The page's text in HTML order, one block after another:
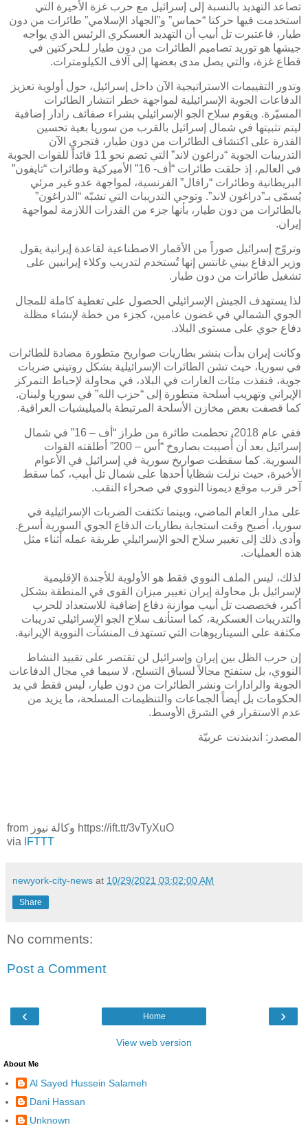
تصاعد التهديد بالنسبة إلى إسرائيل مع حرب غزة الأخيرة التي
استخدمت فيها حركتا “حماس” و”الجهاد الإسلامي” طائرات من دون
طيار، فاعتبرت تل أبيب أن التهديد العسكري الرئيس الذي يواجه
جيشها هو توريد تصاميم الطائرات من دون طيار لـلحركتين في
قطاع غزة، والتي يصل مدى بعضها إلى آلاف الكيلومترات.
وتدور التقييمات الاستراتيجية الآن داخل إسرائيل، حول أولوية تعزيز
الدفاعات الجوية الإسرائيلية لمواجهة خطر انتشار الطائرات
المسيّرة. ويقوم سلاح الجو الإسرائيلي بشراء صفائف رادار إضافية
ليتم تثبيتها في شمال إسرائيل بالقرب من سوريا بغية تحسين
القدرة على اكتشاف الطائرات من دون طيار، فتجري الآن
التدريبات الجوية “دراغون لاند” التي تضم نحو 11 قائداً للقوات الجوبة
في العالم، إذ حلقت طائرات “أف- 16” الأميركية وطائرات “تايفون”
البريطانية وطائرات “رافال” الفرنسية، لمواجهة عدو غير مرئي
يُسمّى بـ”دراغون لاند”. وتوحي التدريبات التي تشبّه “الدراغون”
بالطائرات من دون طيار، بأنها جزء من القدرات اللازمة لمواجهة
إيران.
وتروّج إسرائيل صوراً من الأقمار الاصطناعية لقاعدة إيرانية يقول
وزير الدفاع بيني غانتس إنها تُستخدم لتدريب وكلاء إيرانيين على
تشغيل طائرات من دون طيار.
لذا يستهدف الجيش الإسرائيلي الحصول على تغطية كاملة للمجال
الجوي الشمالي في غضون عامين، كجزء من خطة لإنشاء مظلة
دفاع جوي على مستوى البلاد.
وكانت إيران بدأت بنشر بطاريات صواريخ متطورة مضادة للطائرات
في سوريا، حيث تشن الطائرات الإسرائيلية بشكل روتيني ضربات
جوية، فنفذت مئات الغارات في البلاد، في محاولة لإحباط التمركز
الإيراني وتهريب أسلحة متطورة إلى “حزب الله” في سوريا ولبنان.
كما قصفت بعض مخازن الأسلحة المرتبطة بالميليشيات العراقية.
ففي عام 2018، تحطمت طائرة من طراز “أف – 16” في شمال
إسرائيل بعد أن أُصيبت بصاروخ “أس – 200” أطلقته القوات
السورية. كما سقطت صواريخ سورية في إسرائيل في الأعوام
الأخيرة، حيث نزلت شظايا أحدها على شمال تل أبيب، كما سقط
آخر قرب موقع ديمونا النووي في صحراء النقب.
على مدار العام الماضي، وبينما تكثفت الضربات الإسرائيلية في
سوريا، أصبح وقت استجابة بطاريات الدفاع الجوي السورية أسرع.
وأدى ذلك إلى تغيير سلاح الجو الإسرائيلي طريقة عمله أثناء مثل
هذه العمليات.
لذلك، ليس الملف النووي فقط هو الأولوية للأجندة الإقليمية
لإسرائيل بل محاولة إيران تغيير ميزان القوى في المنطقة بشكل
أكبر، فخصصت تل أبيب موازنة دفاع إضافية للاستعداد للحرب
والتدريبات العسكرية، كما استأنف سلاح الجو الإسرائيلي تدريبات
مكثفة على السيناريوهات التي تستهدف المنشآت النووية الإيرانية.
إن حرب الظل بين إيران وإسرائيل لن تقتصر على تقييد النشاط
النووي، بل ستفتح مجالاً لسباق التسلح، لا سيما في مجال الدفاعات
الجوية والرادارات ونشر الطائرات من دون طيار، ليس فقط في يد
الحكومات بل أيضاً الجماعات والتنظيمات المسلحة، ما يزيد من
عدم الاستقرار في الشرق الأوسط.
المصدر: اندبندنت عربيّة
from وكالة نيوز https://ift.tt/3vTyXuO
via
IFTTT
newyork-city-news at 10/29/2021 03:02:00 AM
Share
No comments:
Post a Comment
‹ ›
Home
View web version
About Me
Al Sayed Hussein Salameh
Dani Hassan
Unknown